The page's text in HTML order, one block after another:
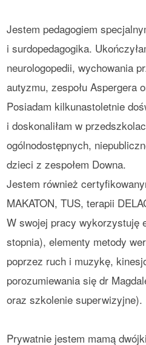
Jestem pedagogiem
i surdopedagogika.
neurologopedii, wychowania
autyzmu, zespołu Aspergera
Posiadam kilkunastoletnie
i doskonaliłam w
ogólnodostępnych,
dzieci z zespołem Downa.
Jestem również
MAKATON, TUS, terapii
W swojej pracy wykorzystuję
stopnia), elementy metody
poprzez ruch i muzykę,
porozumiewania się dr
oraz szkolenie superwizyjne).
Prywatnie jestem mamą